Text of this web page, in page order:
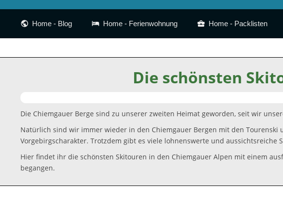
Home - Blog Home - Ferienwohnung Home - Packlisten
Die schönsten
Die Chiemgauer Berge sind zu unserer zweiten Heimat geworden, seit wir
Natürlich sind wir immer wieder in den Chiemgauer Bergen mit den
Vorgebirgscharakter. Trotzdem gibt es viele lohnenswerte und aussichtsreiche
Hier findet ihr die schönsten Skitouren in den Chiemgauer Alpen mit einem
begangen.